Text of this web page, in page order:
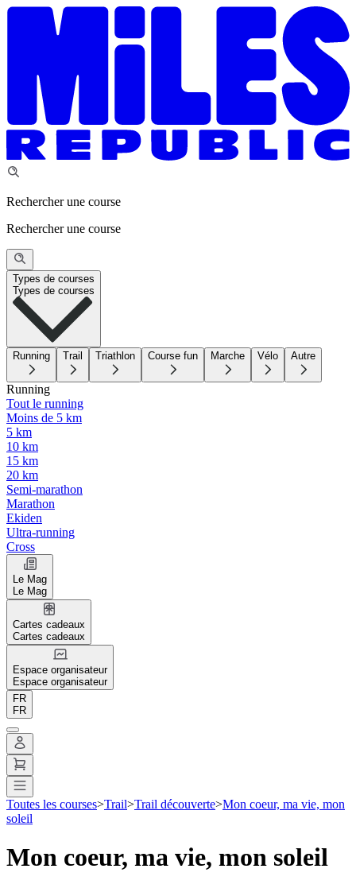
Rechercher une course
Rechercher une course
Types de courses
Types de courses
Running Trail Triathlon Course fun Marche Vélo Autre
Running
Tout le running
Moins de 5 km
5 km
10 km
15 km
20 km
Semi-marathon
Marathon
Ekiden
Ultra-running
Cross
Le Mag
Le Mag
Cartes cadeaux
Cartes cadeaux
Espace organisateur
Espace organisateur
FR
FR
Toutes les courses>Trail>Trail découverte>Mon coeur, ma vie, mon
soleil
Mon coeur, ma vie, mon soleil